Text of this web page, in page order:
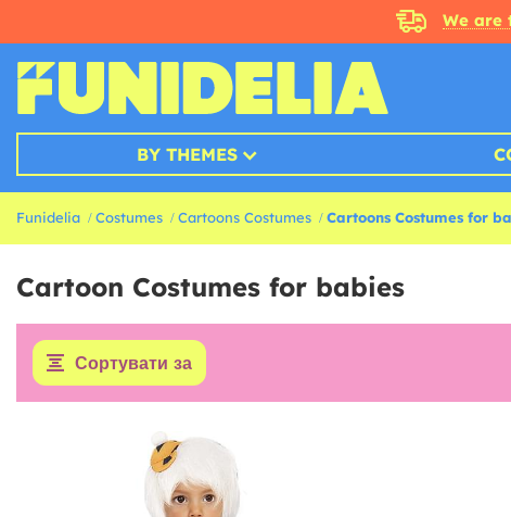
We are
BY THEMES
Funidelia Costumes Cartoons Costumes Cartoons Costumes for
Cartoon Costumes for babies
Сортувати за